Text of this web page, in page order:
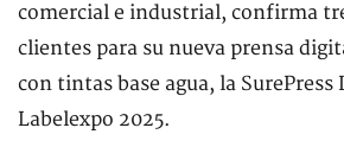
comercial e industrial, confirma
clientes para su nueva prensa
con tintas base agua, la SurePress
Labelexpo 2025.